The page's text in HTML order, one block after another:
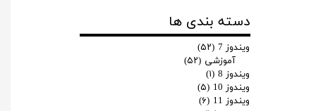
دسته بندی ها
ویندوز 7
(۵۲)
آموزشی (۵۲)
ویندوز 8
(۱)
ویندوز 10
(۵)
ویندوز 11
(۶)